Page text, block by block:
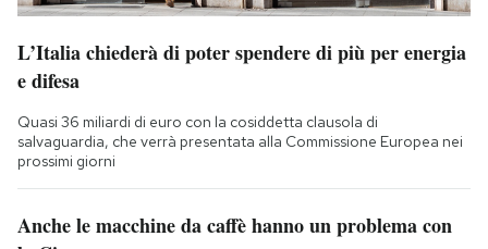
L’Italia chiederà di poter spendere di più per energia
e difesa
Quasi 36 miliardi di euro con la cosiddetta clausola di
salvaguardia, che verrà presentata alla Commissione Europea nei
prossimi giorni
Anche le macchine da caffè hanno un problema con